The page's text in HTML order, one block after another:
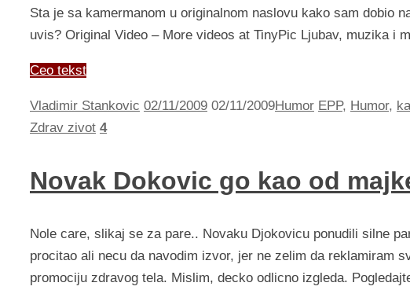
Sta je sa kamermanom u originalnom naslovu kako sam dobio
uvis? Original Video – More videos at TinyPic Ljubav, muzika i
Ceo tekst
Vladimir Stankovic 02/11/2009 02/11/2009Humor EPP, Humor,
Zdrav zivot 4
Novak Dokovic go kao od
Nole care, slikaj se za pare.. Novaku Djokovicu ponudili silne
procitao ali necu da navodim izvor, jer ne zelim da reklamiram
promociju zdravog tela. Mislim, decko odlicno izgleda.